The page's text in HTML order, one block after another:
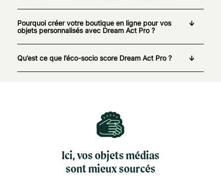
Pourquoi créer votre boutique en ligne pour vos
objets personnalisés avec Dream Act Pro ?
Qu’est ce que l’éco-socio score Dream Act Pro ?
Ici, vos objets médias
sont mieux sourcés